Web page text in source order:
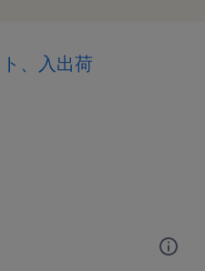
、入出荷